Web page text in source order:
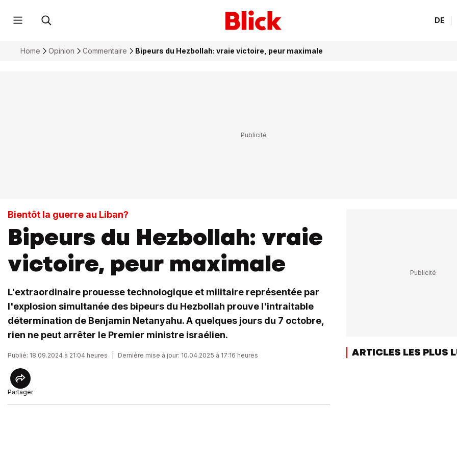
DE
Home Opinion Commentaire Bipeurs du Hezbollah: vraie victoire, peur maximale
Bientôt la guerre au Liban?
Bipeurs du Hezbollah: vraie
victoire, peur maximale
L'extraordinaire prouesse technologique et militaire représentée par
l'explosion simultanée des bipeurs du Hezbollah prouve l'intraitable
détermination de Benjamin Netanyahu. A quelques jours du 7 octobre,
rien ne peut arrêter le Premier ministre israélien.
Publié: 18.09.2024 à 21:04 heures Dernière mise à jour: 10.04.2025 à 17:16 heures
Partager
ARTICLES LES PLUS